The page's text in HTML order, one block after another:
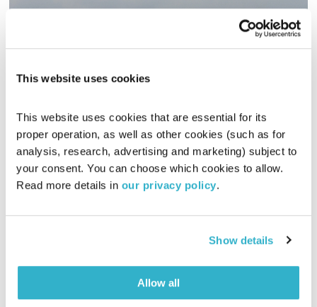
This website uses cookies
This website uses cookies that are essential for its
proper operation, as well as other cookies (such as for
analysis, research, advertising and marketing) subject to
your consent. You can choose which cookies to allow.
Read more details in our privacy policy.
Show details
Allow all
בני בא – פרידה ממאיר ויזלטיר – חלק ו'
בני בשן
והפעם, שלום מאיר – מבחר הקשבות למאיר ויזלטיר. חלק ה׳. יהי
זכרו הטוב ברוך. ומוסיקה? פלא מתהדק עם פלא. ואלוהים? איתנו.